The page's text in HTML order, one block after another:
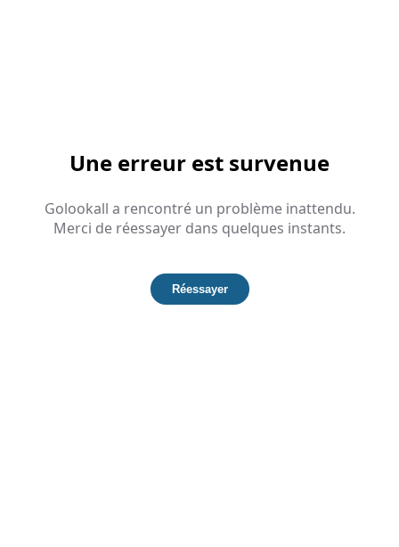
Une erreur est survenue
Golookall a rencontré un problème inattendu.
Merci de réessayer dans quelques instants.
Réessayer